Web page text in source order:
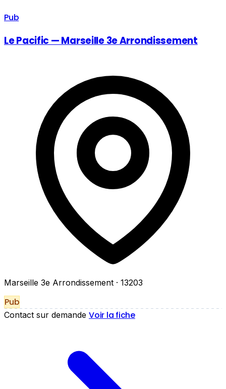
Pub
Le Pacific — Marseille 3e Arrondissement
Marseille 3e Arrondissement · 13203
Pub
Contact sur demande Voir la fiche